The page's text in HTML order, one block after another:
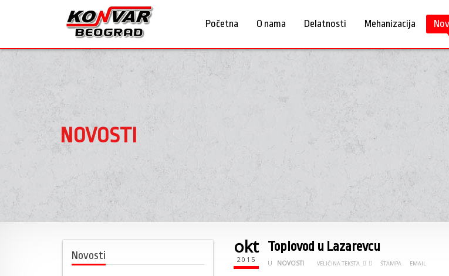
Početna O nama Delatnosti Mehanizacija
NOVOSTI
okt
2015
Toplovod u Lazarevcu
U NOVOSTI VELIČINA TEKSTA ŠTAMPA EMAIL
Novosti